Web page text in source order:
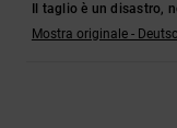
Il taglio è un disastro,
Mostra originale -